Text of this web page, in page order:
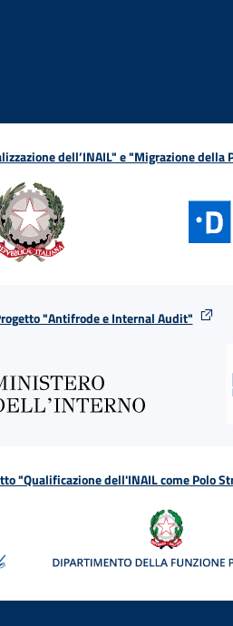
dell’INAIL" e "Migrazione della
"Antifrode e Internal Audit"
"Qualificazione dell'INAIL come Polo